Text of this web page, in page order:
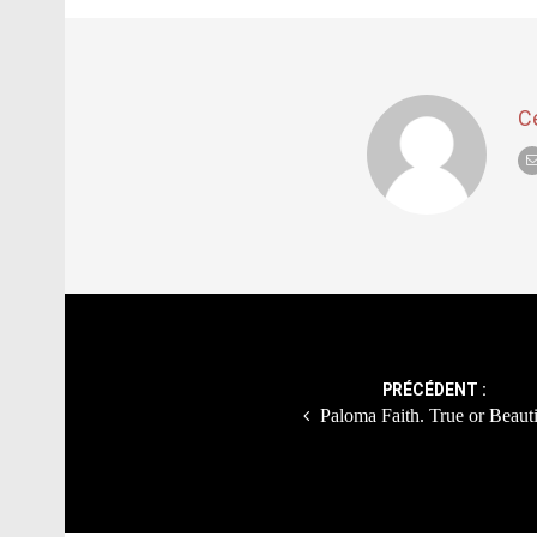
PRÉCÉDENT :
Paloma Faith. True or